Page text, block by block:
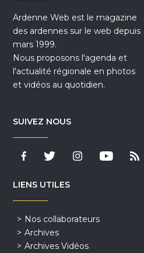
Ardenne Web est le magazine
des ardennes sur le web depuis
mars 1999.
Nous proposons l'agenda et
l'actualité régionale en photos
et vidéos au quotidien.
SUIVEZ NOUS
LIENS UTILES
Nos collaborateurs
Archives
Archives Vidéos